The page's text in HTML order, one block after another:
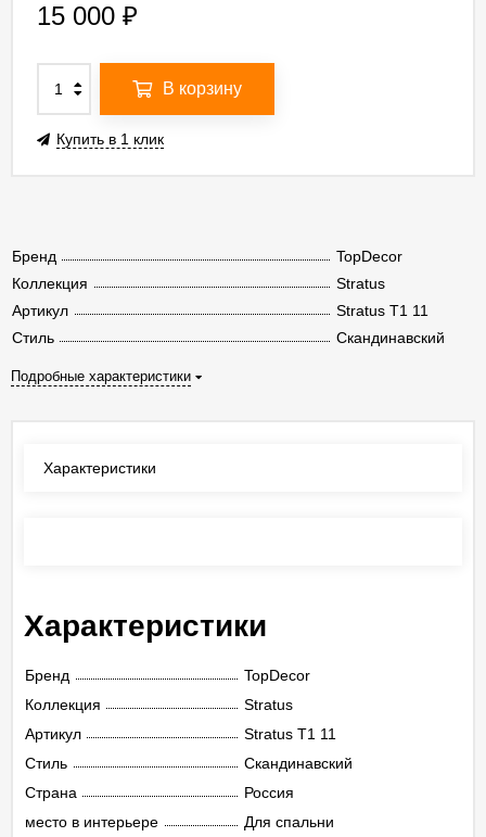
Бренд
TopDecor
Коллекция
Stratus
Артикул
Stratus T1 11
Стиль
Скандинавский
Подробные характеристики
15 000 ₽
В корзину
Купить в 1 клик
Характеристики
Характеристики
Бренд
TopDecor
Коллекция
Stratus
Артикул
Stratus T1 11
Стиль
Скандинавский
Страна
Россия
место в интерьере
Для спальни